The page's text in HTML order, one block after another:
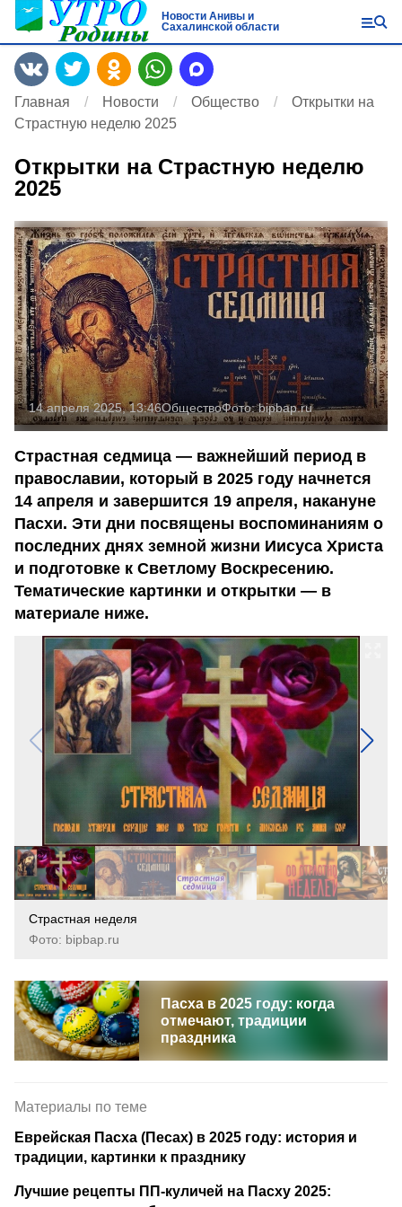
Новости Анивы и
Сахалинской области
Главная Новости Общество
Открытки на
Страстную неделю 2025
Открытки на Страстную неделю
2025
14 апреля 2025, 13:46ОбществоФото:bipbap.ru
Страстная седмица — важнейший период в
православии, который в 2025 году начнется
14 апреля и завершится 19 апреля, накануне
Пасхи. Эти дни посвящены воспоминаниям о
последних днях земной жизни Иисуса Христа
и подготовке к Светлому Воскресению.
Тематические картинки и открытки — в
материале ниже.
Страстная неделя
Фото: bipbap.ru
Пасха в 2025 году: когда
отмечают, традиции
праздника
Материалы по теме
Еврейская Пасха (Песах) в 2025 году: история и
традиции, картинки к празднику
Лучшие рецепты ПП-куличей на Пасху 2025: